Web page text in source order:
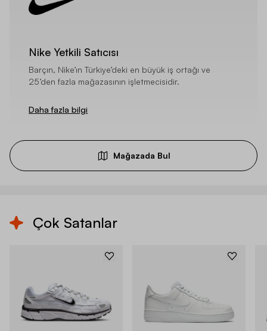
Nike Yetkili Satıcısı
Barçın, Nike’ın Türkiye’deki en büyük iş ortağı ve
25’den fazla mağazasının işletmecisidir.
Daha fazla bilgi
Mağazada Bul
Çok Satanlar